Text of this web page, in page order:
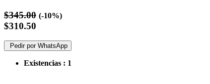
$345.00 (-10%)
$310.50
Pedir por WhatsApp
Existencias : 1